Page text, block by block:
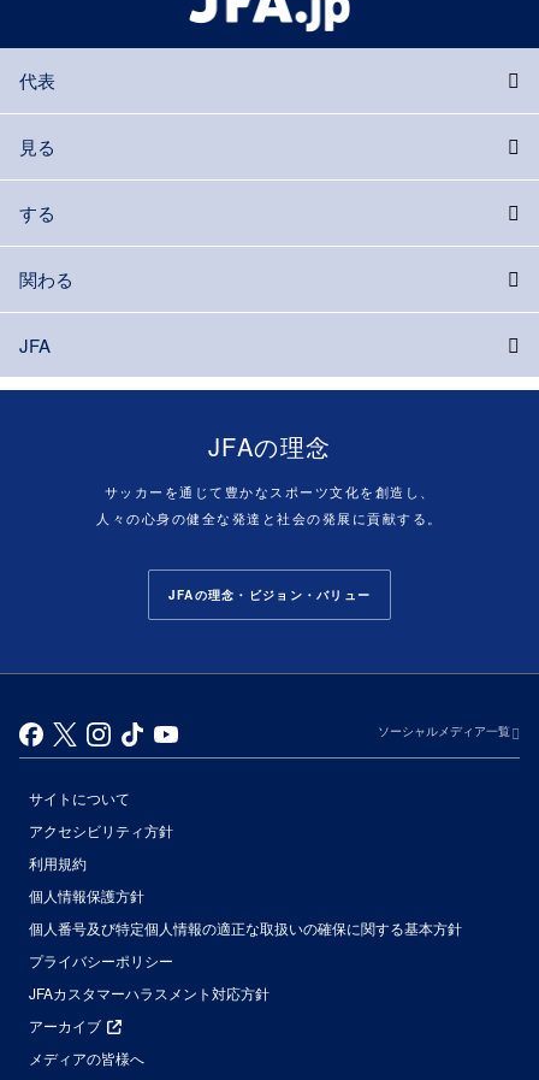
代表
見る
する
関わる
JFA
JFAの理念
サッカーを通じて豊かなスポーツ文化を創造し、
人々の心身の健全な発達と社会の発展に貢献する。
JFAの理念・ビジョン・バリュー
ソーシャルメディア一覧
サイトについて
アクセシビリティ方針
利用規約
個人情報保護方針
個人番号及び特定個人情報の適正な取扱いの確保に関する基本方針
プライバシーポリシー
JFAカスタマーハラスメント対応方針
アーカイブ
メディアの皆様へ